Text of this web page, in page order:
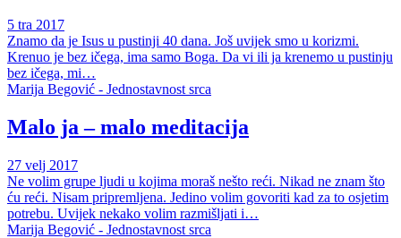
5 tra 2017
Znamo da je Isus u pustinji 40 dana. Još uvijek smo u korizmi.
Krenuo je bez ičega, ima samo Boga. Da vi ili ja krenemo u pustinju
bez ičega, mi…
Marija Begović - Jednostavnost srca
Malo ja – malo meditacija
27 velj 2017
Ne volim grupe ljudi u kojima moraš nešto reći. Nikad ne znam što
ću reći. Nisam pripremljena. Jedino volim govoriti kad za to osjetim
potrebu. Uvijek nekako volim razmišljati i…
Marija Begović - Jednostavnost srca